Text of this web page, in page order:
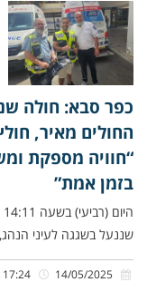
כפר סבא: חולה
החולים מאיר,
“חוויה מספקת
בזמן אמת”
שננעל בשגגה לעיני